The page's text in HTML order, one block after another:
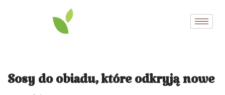
Sosy do obiadu, które odkryją nowe